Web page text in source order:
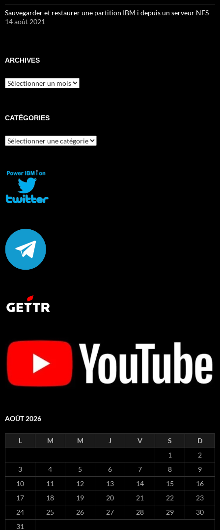
Sauvegarder et restaurer une partition IBM i depuis un serveur NFS
14 août 2021
ARCHIVES
Archives
CATÉGORIES
Catégories
AOÛT 2026
L M M J V S
D
1
2
3
4 5 6 7 8
9
10
11 12 13 14 15
16
17
18 19 20 21 22
23
24
25 26 27 28 29
30
31